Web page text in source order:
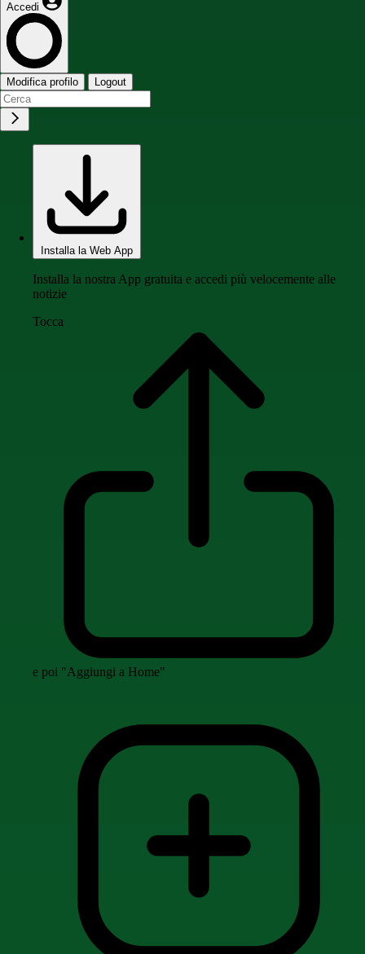
Accedi
Modifica profilo Logout
Installa la Web App
Installa la nostra App gratuita e accedi più velocemente alle
notizie
Tocca
e poi "Aggiungi a Home"